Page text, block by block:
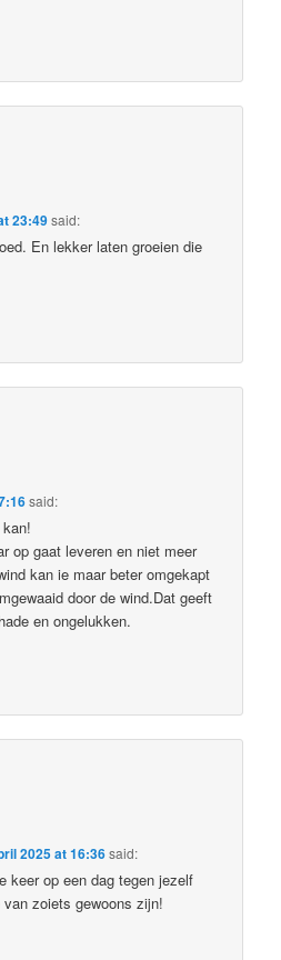
23:49said:
En lekker laten groeien die
said:
op gaat leveren en niet meer
kan ie maar beter omgekapt
door de wind.Dat geeft
en ongelukken.
2025 at 16:36said:
keer op een dag tegen jezelf
zoiets gewoons zijn!